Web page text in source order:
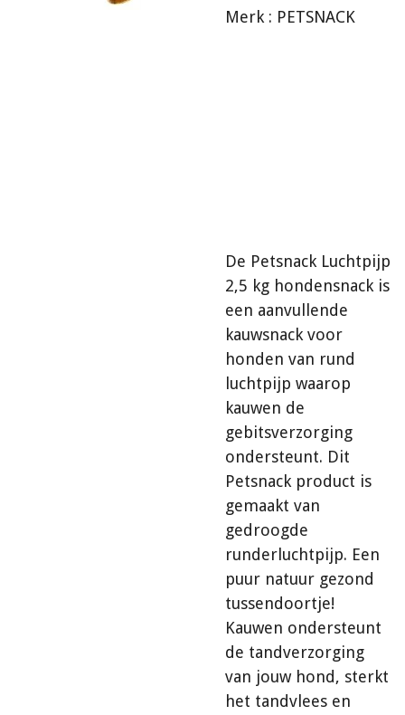
Merk : PETSNACK
De Petsnack Luchtpijp
2,5 kg hondensnack is
een aanvullende
kauwsnack voor
honden van rund
luchtpijp waarop
kauwen de
gebitsverzorging
ondersteunt. Dit
Petsnack product is
gemaakt van
gedroogde
runderluchtpijp. Een
puur natuur gezond
tussendoortje!
Kauwen ondersteunt
de tandverzorging
van jouw hond, sterkt
het tandvlees en